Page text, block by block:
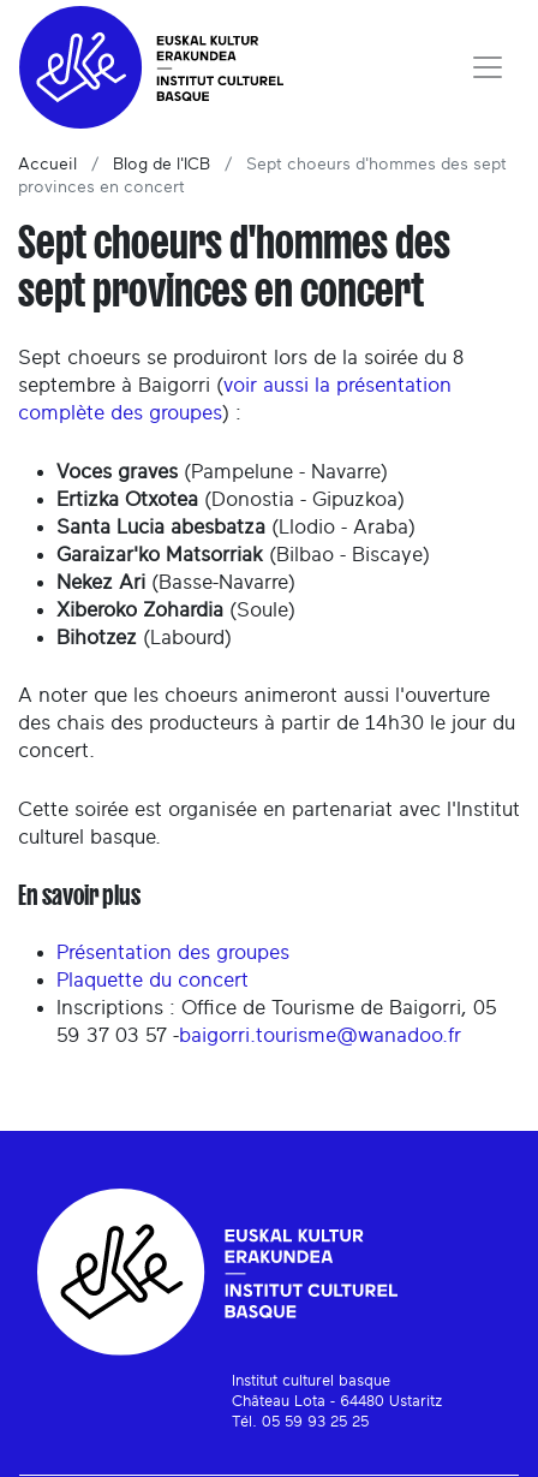
Accueil Blog de l'ICB
Sept choeurs d'hommes des sept
provinces en concert
Sept choeurs d'hommes des
sept provinces en concert
Sept choeurs se produiront lors de la soirée du 8
septembre à Baigorri (voir aussi la présentation
complète des groupes) :
Voces graves (Pampelune - Navarre)
Ertizka Otxotea (Donostia - Gipuzkoa)
Santa Lucia abesbatza (Llodio - Araba)
Garaizar'ko Matsorriak (Bilbao - Biscaye)
Nekez Ari (Basse-Navarre)
Xiberoko Zohardia (Soule)
Bihotzez (Labourd)
A noter que les choeurs animeront aussi l'ouverture
des chais des producteurs à partir de 14h30 le jour du
concert.
Cette soirée est organisée en partenariat avec l'Institut
culturel basque.
En savoir plus
Présentation des groupes
Plaquette du concert
Inscriptions : Office de Tourisme de Baigorri, 05
59 37 03 57 -baigorri.tourisme@wanadoo.fr
Institut culturel basque
Château Lota - 64480 Ustaritz
Tél. 05 59 93 25 25